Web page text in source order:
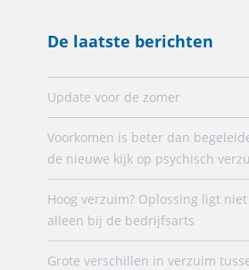
De laatste berichten
Update voor de zomer
Voorkomen is beter dan
de nieuwe kijk op psychisch
Hoog verzuim? Oplossing ligt niet
alleen bij de bedrijfsarts
Grote verschillen in verzuim